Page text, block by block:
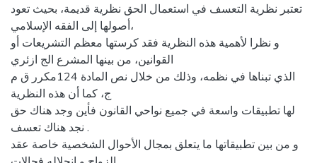
تعتبر نظرية التعسف في استعمال الحق نظرية قديمة، بحيث تعود
أصولها إلى الفقه الإسلامي،
و نظرا لأهمية هذه النظرية فقد كرستها معظم التشريعات أو
القوانين، من بينها المشرع الج ازئري
الذي تبناها في نظمه، وذلك من خلال نص المادة 124مكرر ق م
ج، كما أن هذه النظرية
لها تطبيقات واسعة في جميع نواحي القانون فأين وجد هناك حق
نجد هناك تعسف .
و من بين تطبيقاتها ما يتعلق بمجال الأحوال الشخصية خاصة عقد